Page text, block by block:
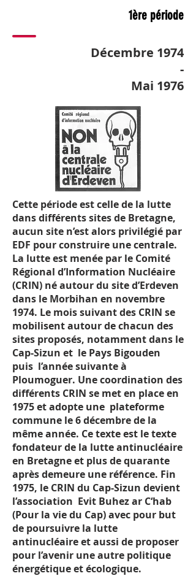
Décembre 1974
-
Mai 1976
Cette période est celle de la lutte
dans différents sites de Bretagne,
aucun site n’est alors privilégié par
EDF pour construire une centrale.
La lutte est menée par le Comité
Régional d’Information Nucléaire
(CRIN) né autour du site d’Erdeven
dans le Morbihan en novembre
1974. Le mois suivant des CRIN se
mobilisent autour de chacun des
sites proposés, notamment dans le
Cap-Sizun et le Pays Bigouden
puis l’année suivante à
Ploumoguer. Une coordination des
différents CRIN se met en place en
1975 et adopte une plateforme
commune le 6 décembre de la
même année. Ce texte est le texte
fondateur de la lutte antinucléaire
en Bretagne et plus de quarante
après demeure une référence. Fin
1975, le CRIN du Cap-Sizun devient
l’association Evit Buhez ar C‘hab
(Pour la vie du Cap) avec pour but
de poursuivre la lutte
antinucléaire et aussi de proposer
pour l’avenir une autre politique
énergétique et écologique.
1ère période